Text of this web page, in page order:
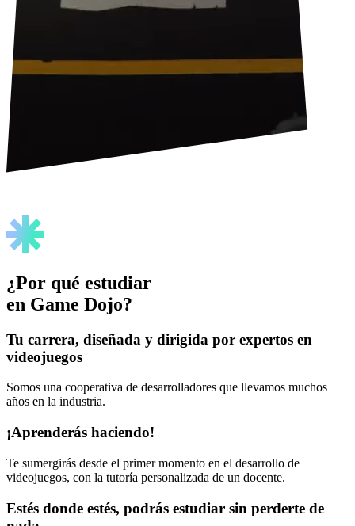
¿Por qué estudiar
en Game Dojo?
Tu carrera, diseñada y dirigida por expertos en
videojuegos
Somos una cooperativa de desarrolladores que llevamos muchos
años en la industria.
¡Aprenderás haciendo!
Te sumergirás desde el primer momento en el desarrollo de
videojuegos, con la tutoría personalizada de un docente.
Estés donde estés, podrás estudiar sin perderte de